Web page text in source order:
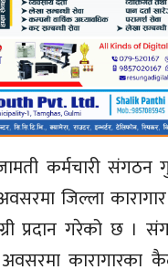
कर्मचारी
जिल्ला
प्रदान गरेको छ
कारागारका